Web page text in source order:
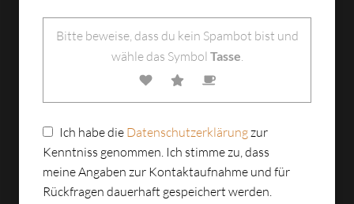
Bitte beweise, dass du kein Spambot bist und
wähle das Symbol Tasse.
Ich habe die Datenschutzerklärungzur
Kenntniss genommen. Ich stimme zu, dass
meine Angaben zur Kontaktaufnahme und für
Rückfragen dauerhaft gespeichert werden.